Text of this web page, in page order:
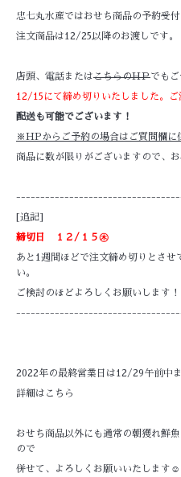
忠七丸水産ではおせち商品の予約受
注文商品は12/25以降のお渡しです。
店頭、電話またはこちらのHＰでもご
12/15にて締め切りいたしました。
配送も可能でございます！
※HPからご予約の場合はご質問欄に
商品に数が限りがございますので、
[追記]
締切日 １２/１５㊍
あと1週間ほどで注文締め切りとさせ
い。
ご検討のほどよろしくお願いします！
2022年の最終営業日は12/29午前中
詳細はこちら
おせち商品以外にも通常の朝獲れ鮮
ので
併せて、よろしくお願いいたします☺